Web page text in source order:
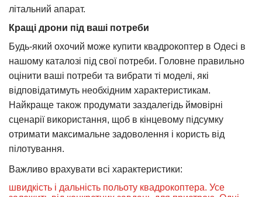
літальний апарат.
Кращі дрони під ваші потреби
Будь-який охочий може купити квадрокоптер в Одесі в
нашому каталозі під свої потреби. Головне правильно
оцінити ваші потреби та вибрати ті моделі, які
відповідатимуть необхідним характеристикам.
Найкраще також продумати заздалегідь ймовірні
сценарії використання, щоб в кінцевому підсумку
отримати максимальне задоволення і користь від
пілотування.
Важливо врахувати всі характеристики:
швидкість і дальність польоту квадрокоптера. Усе